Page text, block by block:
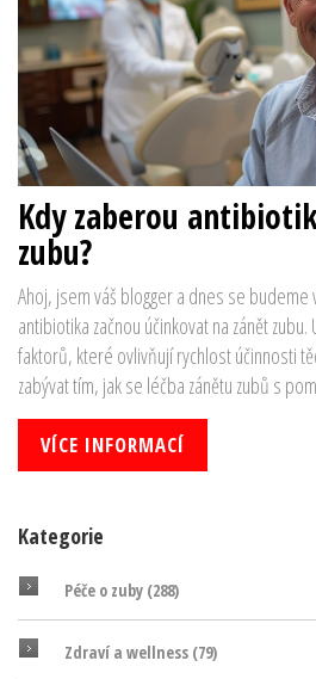
Kdy zaberou
zubu?
Ahoj, jsem váš blogger a dnes se budeme
antibiotika začnou účinkovat na zánět
faktorů, které ovlivňují rychlost účinnosti
zabývat tím, jak se léčba zánětu zubů s
to může ovlivnit vaši pohodu a co očekávat
rozluštit tento medicínský záhada? Tak
VÍCE INFORMACÍ
Kategorie
Péče o zuby (288)
Zdraví a wellness (79)